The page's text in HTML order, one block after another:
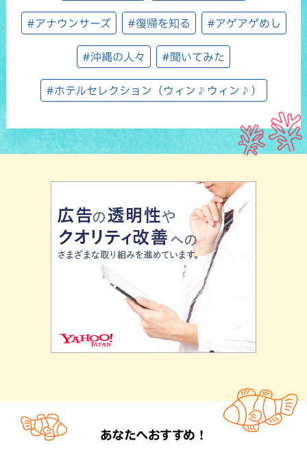
#アナウンサーズ #復帰を知る #アゲアゲめし
#沖縄の人々 #聞いてみた
#ホテルセレクション（ウィン♪ウィン♪）
あなたへおすすめ！